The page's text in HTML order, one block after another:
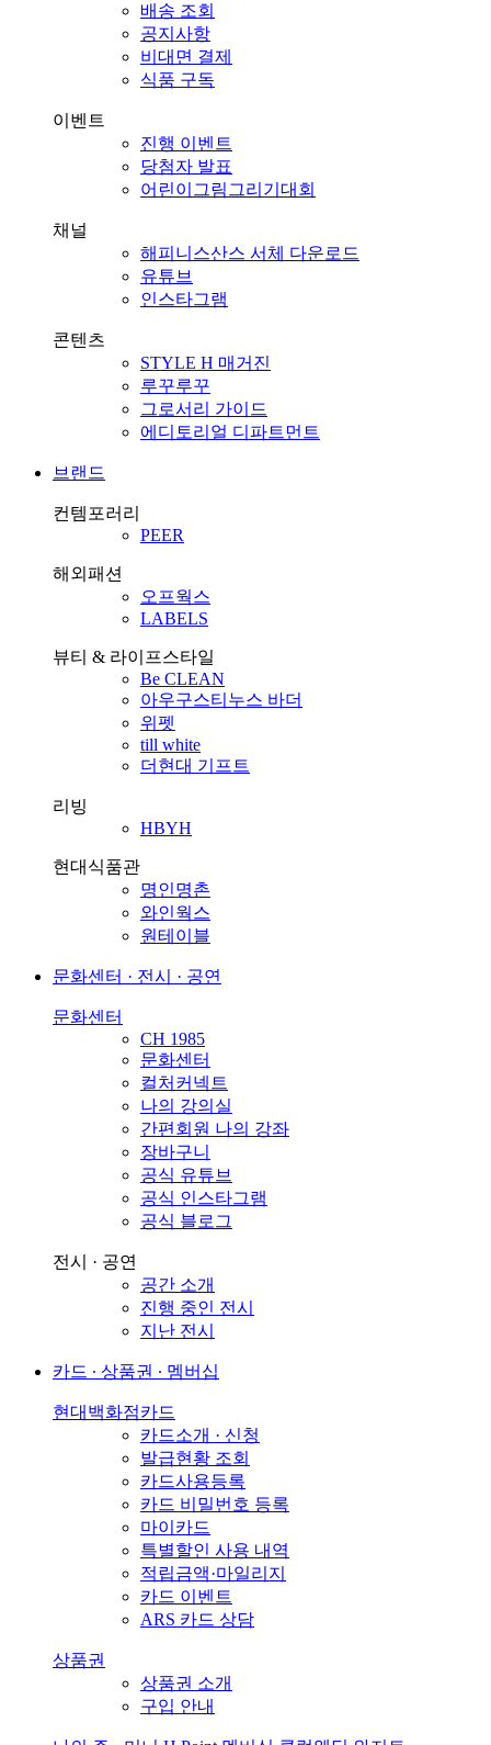
배송 조회
공지사항
비대면 결제
식품 구독
이벤트
진행 이벤트
당첨자 발표
어린이그림그리기대회
채널
해피니스산스 서체 다운로드
유튜브
인스타그램
콘텐츠
STYLE H 매거진
루꾸루꾸
그로서리 가이드
에디토리얼 디파트먼트
브랜드
컨템포러리
PEER
해외패션
오프웍스
LABELS
뷰티 & 라이프스타일
Be CLEAN
아우구스티누스 바더
위펫
till white
더현대 기프트
리빙
HBYH
현대식품관
명인명촌
와인웍스
원테이블
문화센터 · 전시 · 공연
문화센터
CH 1985
문화센터
컬처커넥트
나의 강의실
간편회원 나의 강좌
장바구니
공식 유튜브
공식 인스타그램
공식 블로그
전시 · 공연
공간 소개
진행 중인 전시
지난 전시
카드 ∙ 상품권 ∙ 멤버십
현대백화점카드
카드소개 · 신청
발급현황 조회
카드사용등록
카드 비밀번호 등록
마이카드
특별할인 사용 내역
적립금액·마일리지
카드 이벤트
ARS 카드 상담
상품권
상품권 소개
구입 안내